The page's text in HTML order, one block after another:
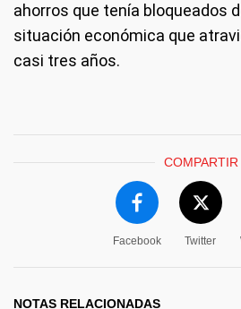
ahorros que tenía bloqueados
situación económica que
casi tres años.
COMPARTIR
Facebook Twitter
NOTAS RELACIONADAS